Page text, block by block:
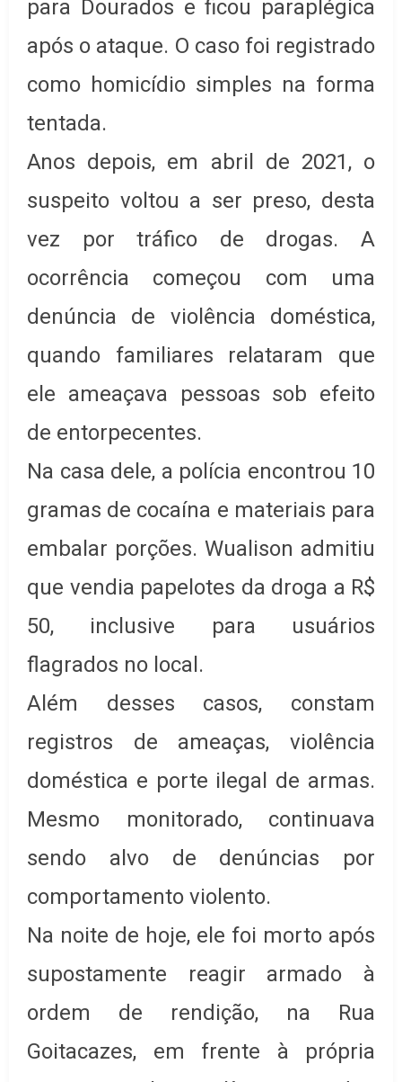
para Dourados e ficou paraplégica
após o ataque. O caso foi registrado
como homicídio simples na forma
tentada.
Anos depois, em abril de 2021, o
suspeito voltou a ser preso, desta
vez por tráfico de drogas. A
ocorrência começou com uma
denúncia de violência doméstica,
quando familiares relataram que
ele ameaçava pessoas sob efeito
de entorpecentes.
Na casa dele, a polícia encontrou 10
gramas de cocaína e materiais para
embalar porções. Wualison admitiu
que vendia papelotes da droga a R$
50, inclusive para usuários
flagrados no local.
Além desses casos, constam
registros de ameaças, violência
doméstica e porte ilegal de armas.
Mesmo monitorado, continuava
sendo alvo de denúncias por
comportamento violento.
Na noite de hoje, ele foi morto após
supostamente reagir armado à
ordem de rendição, na Rua
Goitacazes, em frente à própria